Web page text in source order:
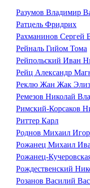
Разумов Владимир
Ратцель Фридрих
Рахманинов Сергей
Рейналь Гийом Тома
Рейпольский Иван
Рейц Александр
Реклю Жан Жак
Ремезов Николай
Римский-Корсаков
Риттер Карл
Роднов Михаил
Рожанец Михаил
Рожанец-
Рождественский
Розанов Василий